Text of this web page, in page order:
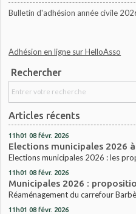
Bulletin d'adhésion année civile
Adhésion en ligne sur HelloAsso
Rechercher
Articles récents
11h01 08 févr. 2026
Elections municipales 2026 à
Elections municipales 2026 : les
11h01 08 févr. 2026
Municipales 2026 :
Réaménagement du carrefour
11h01 08 févr. 2026